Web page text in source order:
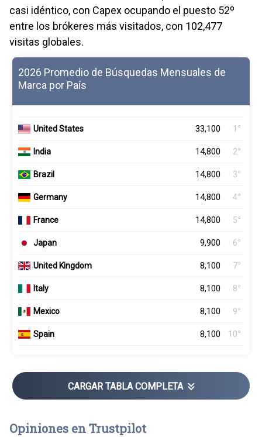
casi idéntico, con Capex ocupando el puesto 52º
entre los brókeres más visitados, con 102,477
visitas globales.
2026 Promedio de Búsquedas Mensuales de
Marca por País
United States 33,100 1 º
India 14,800 2º
Brazil 14,800 3º
Germany 14,800 4º
France 14,800 5º
Japan 9,900 6º
United Kingdom 8,100 7º
Italy 8,100 8º
Mexico 8,100 9º
Spain 8,100 10º
CARGAR TABLA COMPLETA
Opiniones en Trustpilot